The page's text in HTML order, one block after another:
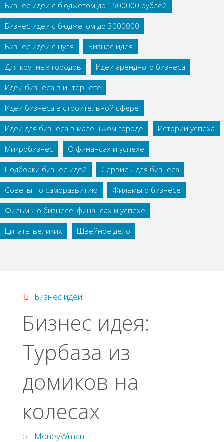
Бизнес идеи с бюджетом до 1500000 рублей
Бизнес идеи с бюджетом до 3000000
Бизнес идеи с нуля
Бизнес идея
Для крупных городов
Идеи арендного бизнеса
Идеи бизнеса в интернете
Идеи бизнеса в строительной сфере
Идеи для бизнеса в маленьком городе
Истории успеха
Микробизнес
О финансах и успехе
Подборки бизнес идей
Сервисы для бизнеса
Советы по саморазвитию
Фильмы о бизнесе
Фильмы о бизнесе, финансах и успехе
Цитаты великих
Швейное дело
Бизнес идеи
Бизнес идея:
Турбаза из
домиков на
колесах
от MoneyWman